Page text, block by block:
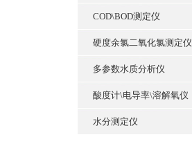
COD\BOD测定仪
硬度余氯二氧化氯测定仪
多参数水质分析仪
酸度计\电导率\溶解氧仪
水分测定仪